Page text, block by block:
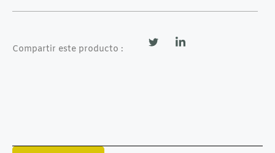
Compartir este producto :